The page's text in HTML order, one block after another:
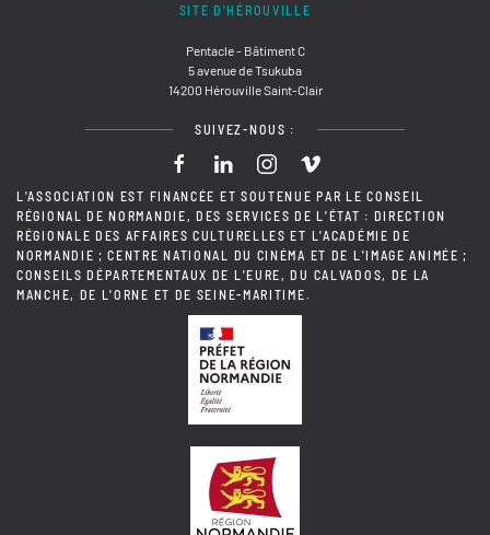
SITE D'HÉROUVILLE
Pentacle - Bâtiment C
5 avenue de Tsukuba
14200 Hérouville Saint-Clair
SUIVEZ-NOUS :
L'ASSOCIATION EST FINANCÉE ET SOUTENUE PAR LE CONSEIL
RÉGIONAL DE NORMANDIE, DES SERVICES DE L'ÉTAT : DIRECTION
RÉGIONALE DES AFFAIRES CULTURELLES ET L'ACADÉMIE DE
NORMANDIE ; CENTRE NATIONAL DU CINÉMA ET DE L'IMAGE ANIMÉE ;
CONSEILS DÉPARTEMENTAUX DE L'EURE, DU CALVADOS, DE LA
MANCHE, DE L'ORNE ET DE SEINE-MARITIME.